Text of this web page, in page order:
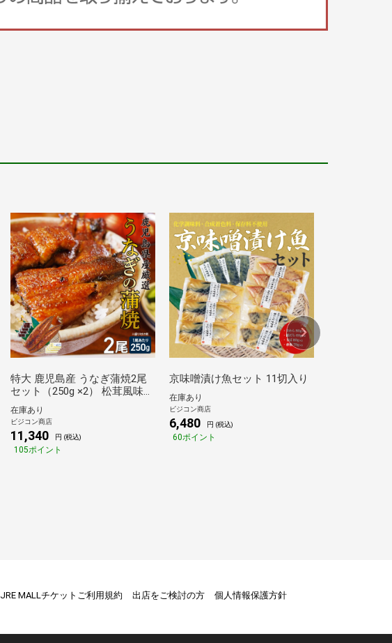
特大 鹿児島産 うなぎ蒲焼2尾
セット（250g ×2） 松茸風味の
お吸い物4袋付
在庫あり
ビジコン商店
11,340 円 (税込)
105ポイント
京味噌漬け魚セット 11切入り
在庫あり
ビジコン商店
6,480 円 (税込)
60ポイント
JRE MALLチケットご利用規約 出店をご検討の方 個人情報保護方針